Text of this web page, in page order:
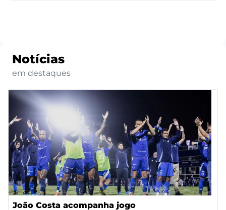
Notícias
em destaques
João Costa acompanha jogo